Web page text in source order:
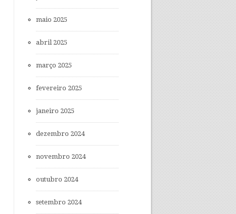
maio 2025
abril 2025
março 2025
fevereiro 2025
janeiro 2025
dezembro 2024
novembro 2024
outubro 2024
setembro 2024